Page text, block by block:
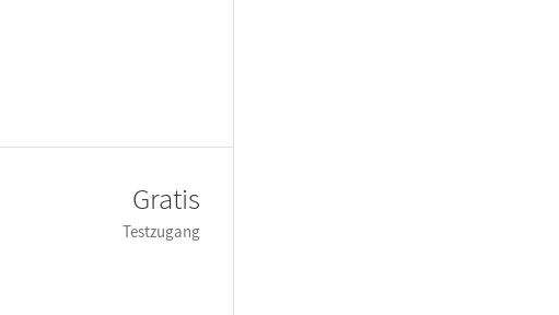
Gratis
Testzugang